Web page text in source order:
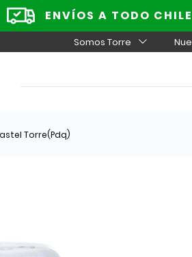
ENVÍOS A TODO CHILE
Somos Torre
Torre(Pdq)